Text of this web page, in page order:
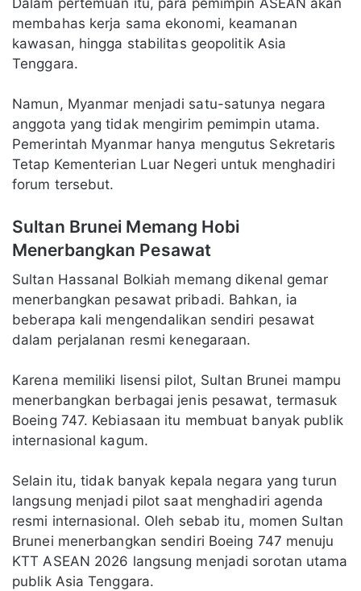
membahas kerja sama ekonomi, keamanan
kawasan, hingga stabilitas geopolitik Asia
Tenggara.
Namun, Myanmar menjadi satu-satunya negara
anggota yang tidak mengirim pemimpin utama.
Pemerintah Myanmar hanya mengutus Sekretaris
Tetap Kementerian Luar Negeri untuk menghadiri
forum tersebut.
Sultan Brunei Memang Hobi
Menerbangkan Pesawat
Sultan Hassanal Bolkiah memang dikenal gemar
menerbangkan pesawat pribadi. Bahkan, ia
beberapa kali mengendalikan sendiri pesawat
dalam perjalanan resmi kenegaraan.
Karena memiliki lisensi pilot, Sultan Brunei mampu
menerbangkan berbagai jenis pesawat, termasuk
Boeing 747. Kebiasaan itu membuat banyak publik
internasional kagum.
Selain itu, tidak banyak kepala negara yang turun
langsung menjadi pilot saat menghadiri agenda
resmi internasional. Oleh sebab itu, momen Sultan
Brunei menerbangkan sendiri Boeing 747 menuju
KTT ASEAN 2026 langsung menjadi sorotan utama
publik Asia Tenggara.